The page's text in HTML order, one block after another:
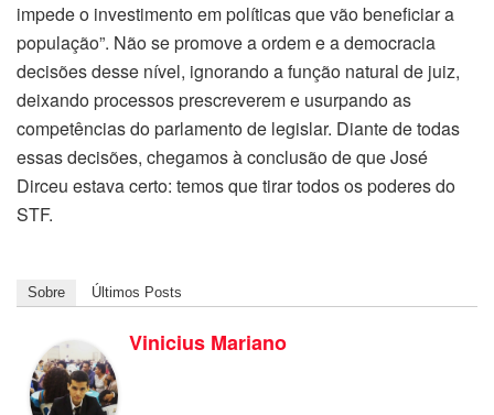
impede o investimento em políticas que vão beneficiar a
população”. Não se promove a ordem e a democracia
decisões desse nível, ignorando a função natural de juiz,
deixando processos prescreverem e usurpando as
competências do parlamento de legislar. Diante de todas
essas decisões, chegamos à conclusão de que José
Dirceu estava certo: temos que tirar todos os poderes do
STF.
Sobre Últimos Posts
Vinicius Mariano